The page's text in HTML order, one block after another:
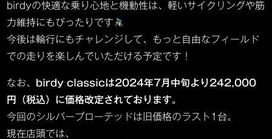
birdyの快適な乗り心地と機動性は、軽いサイクリングや筋
力維持にもぴったりです
今後は輪行にもチャレンジして、もっと自由なフィールド
での走りを楽しんでいただける予定です！
なお、
birdy classicは2024年7月中旬より242,000
円（税込）に価格改定されております。
今回のシルバープローテッドは旧価格のラスト1台。
現在店頭では、